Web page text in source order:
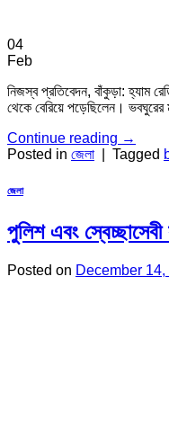
04
Feb
নিজস্ব প্রতিবেদন, বাঁকুড়া: হ্যাম
থেকে বেরিয়ে পড়েছিলেন।
Continue reading →
Posted in জেলা Tagged
জেলা
পুলিশ এবং
Posted on December